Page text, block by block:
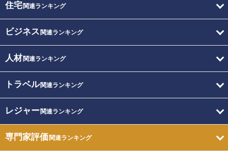
住宅関連ランキング
ビジネス 関連ランキング
人材関連ランキング
トラベル関連ランキング
レジャー関連ランキング
専門家評価関連ランキング